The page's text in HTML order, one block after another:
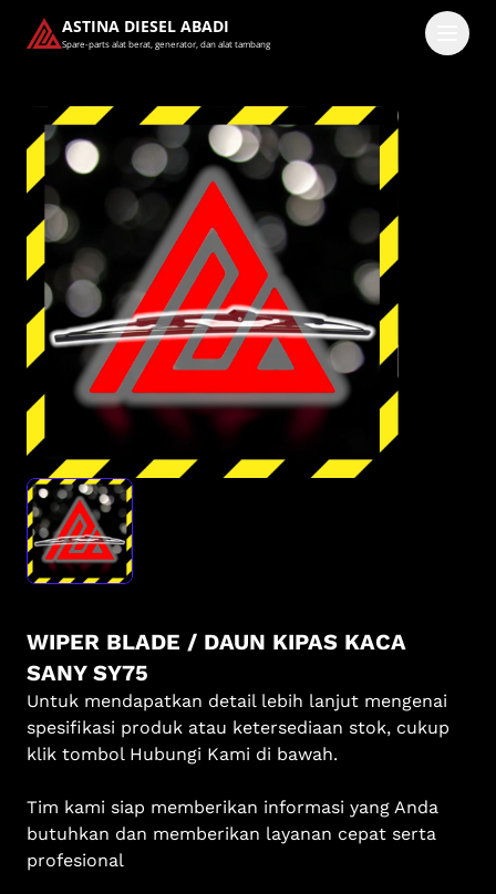
ASTINA DIESEL ABADI
Spare-parts alat berat, generator, dan alat tambang
Masuk
Pilih methode masuk
Lanjutkan dengan Google
Dengan melanjutkan, kamu telah membaca dan setuju
denganKetentuan Layanandan Kebijakan Privasikami.
WIPER BLADE / DAUN KIPAS KACA
SANY SY75
Untuk mendapatkan detail lebih lanjut mengenai
spesifikasi produk atau ketersediaan stok, cukup
klik tombol Hubungi Kami di bawah.
Tim kami siap memberikan informasi yang Anda
butuhkan dan memberikan layanan cepat serta
profesional